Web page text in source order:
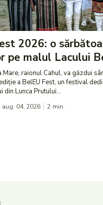
2026: o
pe malul Lacului
raionul Cahul, va găzdui
a BelEU Fest, un festival
din Lunca Prutului...
aug. 04, 2026 2 min.